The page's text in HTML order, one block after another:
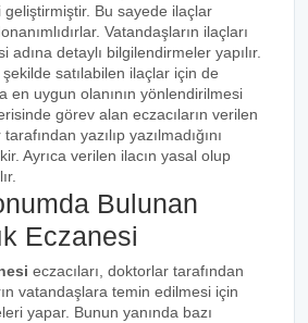
geliştirmiştir. Bu sayede ilaçlar
Vatandaşların ilaçları
detaylı bilgilendirmeler yapılır.
satılabilen ilaçlar için de
en uygun olanının yönlendirilmesi
görev alan eczacıların verilen
yazılıp yazılmadığını
Ayrıca verilen ilacın yasal olup
Bulunan
Eczanesi
eczacıları, doktorlar tarafından
vatandaşlara temin edilmesi için
yapar. Bunun yanında bazı